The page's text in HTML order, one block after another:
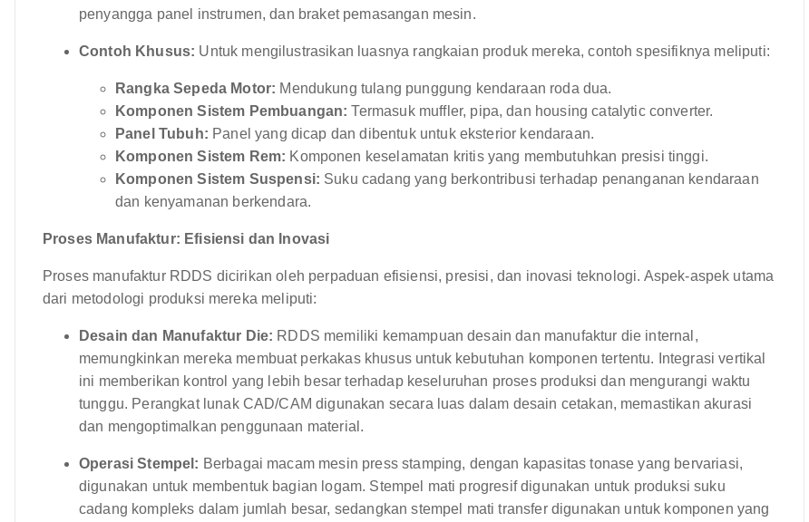
penyangga panel instrumen, dan braket pemasangan mesin.
Contoh Khusus: Untuk mengilustrasikan luasnya rangkaian produk mereka, contoh spesifiknya meliputi:
Rangka Sepeda Motor: Mendukung tulang punggung kendaraan roda dua.
Komponen Sistem Pembuangan: Termasuk muffler, pipa, dan housing catalytic converter.
Panel Tubuh: Panel yang dicap dan dibentuk untuk eksterior kendaraan.
Komponen Sistem Rem: Komponen keselamatan kritis yang membutuhkan presisi tinggi.
Komponen Sistem Suspensi: Suku cadang yang berkontribusi terhadap penanganan kendaraan
dan kenyamanan berkendara.
Proses Manufaktur: Efisiensi dan Inovasi
Proses manufaktur RDDS dicirikan oleh perpaduan efisiensi, presisi, dan inovasi teknologi. Aspek-aspek utama
dari metodologi produksi mereka meliputi:
Desain dan Manufaktur Die: RDDS memiliki kemampuan desain dan manufaktur die internal,
memungkinkan mereka membuat perkakas khusus untuk kebutuhan komponen tertentu. Integrasi vertikal
ini memberikan kontrol yang lebih besar terhadap keseluruhan proses produksi dan mengurangi waktu
tunggu. Perangkat lunak CAD/CAM digunakan secara luas dalam desain cetakan, memastikan akurasi
dan mengoptimalkan penggunaan material.
Operasi Stempel: Berbagai macam mesin press stamping, dengan kapasitas tonase yang bervariasi,
digunakan untuk membentuk bagian logam. Stempel mati progresif digunakan untuk produksi suku
cadang kompleks dalam jumlah besar, sedangkan stempel mati transfer digunakan untuk komponen yang